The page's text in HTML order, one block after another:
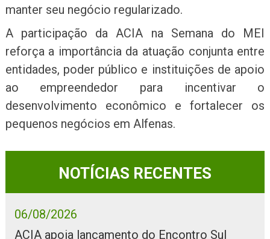
manter seu negócio regularizado.
A participação da ACIA na Semana do MEI
reforça a importância da atuação conjunta entre
entidades, poder público e instituições de apoio
ao empreendedor para incentivar o
desenvolvimento econômico e fortalecer os
pequenos negócios em Alfenas.
NOTÍCIAS RECENTES
06/08/2026
ACIA apoia lançamento do Encontro Sul